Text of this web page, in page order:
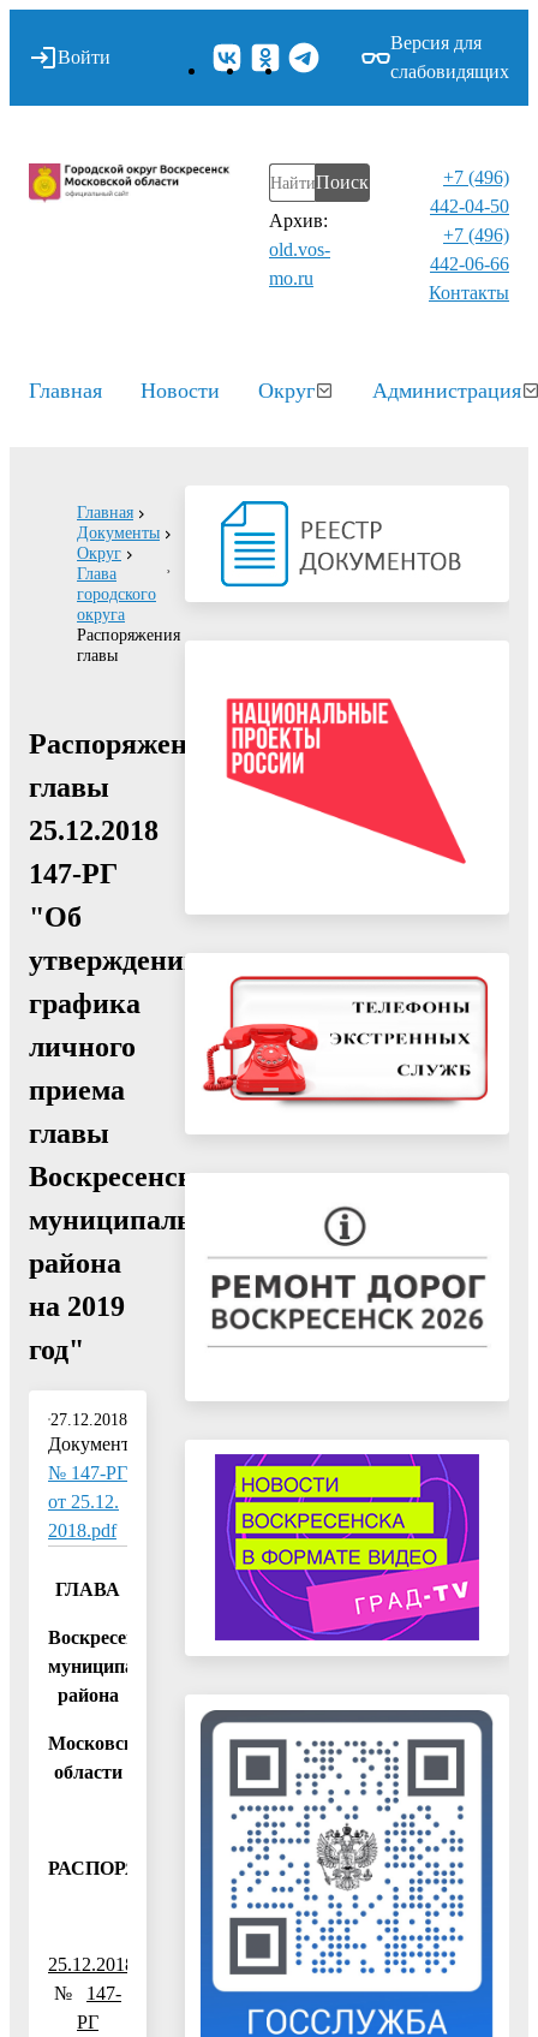
Войти
Версия для
слабовидящих
Поиск
Архив:
old.vos-
mo.ru
+7 (496)
442-04-50
+7 (496)
442-06-66
Контакты⁠
Главная Новости Округ Администрация
Главная
Документы
Округ
Глава
городского
округа
Распоряжения
главы
Распоряжение
главы
25.12.2018
147-РГ
"Об
утверждении
графика
личного
приема
главы
Воскресенского
муниципального
района
на 2019
год"
27.12.2018
Документ:
№ 147-РГ
от 25.12.
2018.pdf
ГЛАВА
Воскресенского
муниципального
района
Московской
области
РАСПОРЯЖЕНИЕ
25.12.2018
№ 147-
РГ